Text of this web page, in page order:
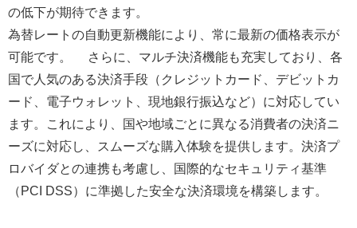
の低下が期待できます。
為替レートの自動更新機能により、常に最新の価格表示が
可能です。 さらに、マルチ決済機能も充実しており、各
国で人気のある決済手段（クレジットカード、デビットカ
ード、電子ウォレット、現地銀行振込など）に対応してい
ます。これにより、国や地域ごとに異なる消費者の決済ニ
ーズに対応し、スムーズな購入体験を提供します。決済プ
ロバイダとの連携も考慮し、国際的なセキュリティ基準
（PCI DSS）に準拠した安全な決済環境を構築します。